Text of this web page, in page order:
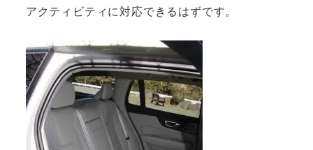
アクティビティに対応できるはずです。